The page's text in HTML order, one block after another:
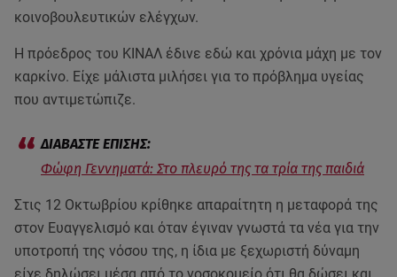
κοινοβουλευτικών ελέγχων.
Η πρόεδρος του ΚΙΝΑΛ έδινε εδώ και χρόνια μάχη με τον
καρκίνο. Είχε μάλιστα μιλήσει για το πρόβλημα υγείας
που αντιμετώπιζε.
Φώφη Γεννηματά: Στο πλευρό της τα τρία της παιδιά
Στις 12 Οκτωβρίου κρίθηκε απαραίτητη η μεταφορά της
στον Ευαγγελισμό και όταν έγιναν γνωστά τα νέα για την
υποτροπή της νόσου της, η ίδια με ξεχωριστή δύναμη